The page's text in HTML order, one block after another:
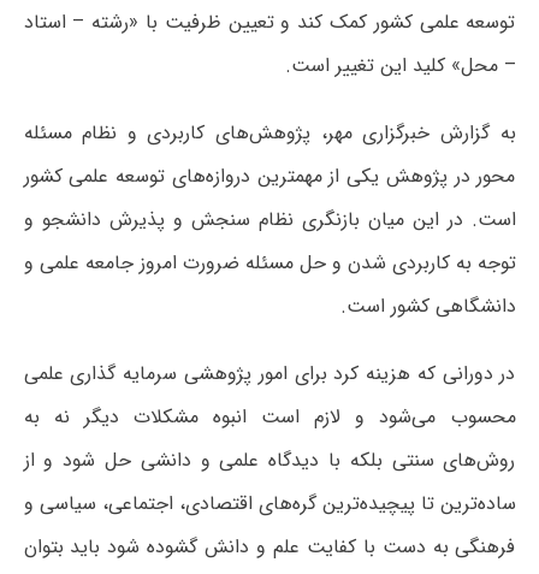
توسعه علمی کشور کمک کند و تعیین ظرفیت با «رشته – استاد
– محل» کلید این تغییر است.
به گزارش خبرگزاری مهر، پژوهش‌های کاربردی و نظام مسئله
محور در پژوهش یکی از مهمترین دروازه‌های توسعه علمی کشور
است. در این میان بازنگری نظام سنجش و پذیرش دانشجو و
توجه به کاربردی شدن و حل مسئله ضرورت امروز جامعه علمی و
دانشگاهی کشور است.
در دورانی که هزینه کرد برای امور پژوهشی سرمایه گذاری علمی
محسوب می‌شود و لازم است انبوه مشکلات دیگر نه به
روش‌های سنتی بلکه با دیدگاه علمی و دانشی حل شود و از
ساده‌ترین تا پیچیده‌ترین گره‌های اقتصادی، اجتماعی، سیاسی و
فرهنگی به دست با کفایت علم و دانش گشوده شود باید بتوان